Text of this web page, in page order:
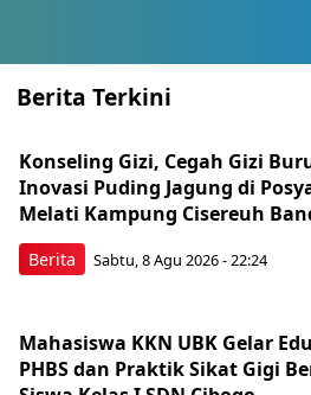
Berita Terkini
Berita
Konseling Gizi, Cegah Gizi
Inovasi Puding Jagung di
Melati Kampung Cisereuh
Sabtu, 8 Agu 2026 - 22:24
Mahasiswa KKN UBK Gelar
PHBS dan Praktik Sikat Gigi